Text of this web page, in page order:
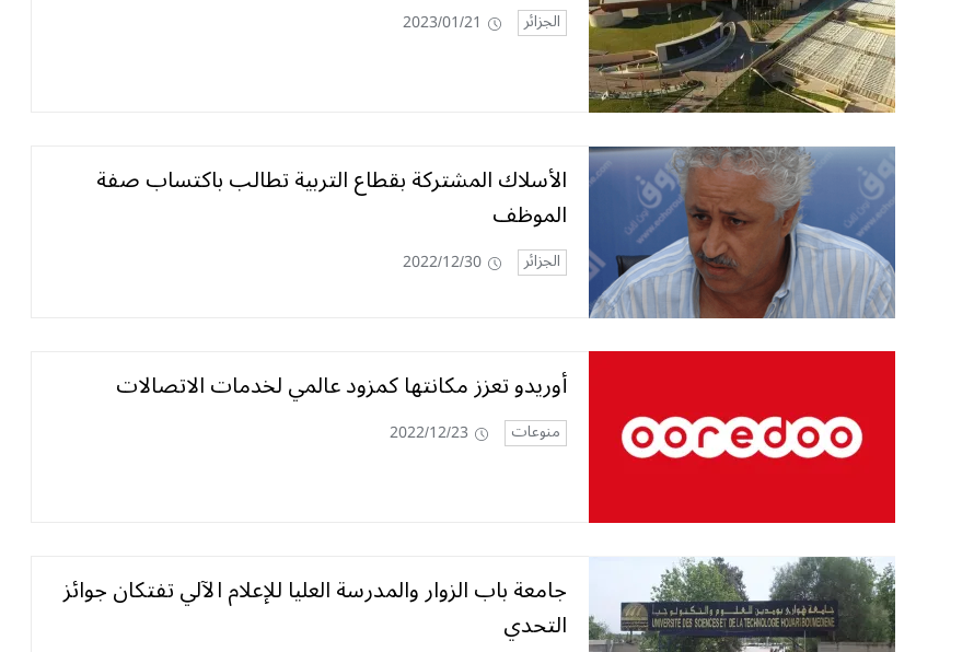
الجزائر 2023/01/21
الأسلاك المشتركة بقطاع التربية تطالب باكتساب صفة
الموظف
الجزائر 2022/12/30
أوريدو تعزز مكانتها كمزود عالمي لخدمات الاتصالات
منوعات 2022/12/23
جامعة باب الزوار والمدرسة العليا للإعلام الآلي تفتكان جوائز
التحدي